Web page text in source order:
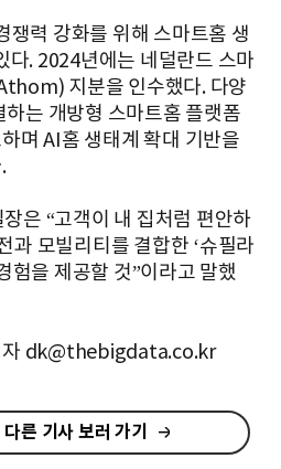
쟁력 강화를 위해 스마트홈 생
다. 2024년에는 네덜란드 스마
지분을 인수했다. 다양
는 개방형 스마트홈 플랫폼
며 AI홈 생태계 확대 기반을
은 “고객이 내 집처럼 편안하
과 모빌리티를 결합한 ‘슈필라
험을 제공할 것”이라고 말했
자 dk@thebigdata.co.kr
른 기사 보러 가기